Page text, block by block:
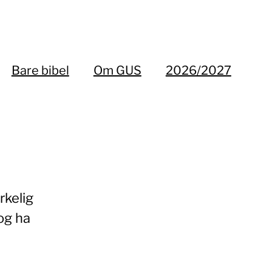
Bare bibel Om GUS 2026/2027
ha